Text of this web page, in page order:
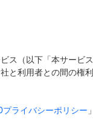
ス（以下「本サービ
と利用者との間の権
プライバシーポリシー